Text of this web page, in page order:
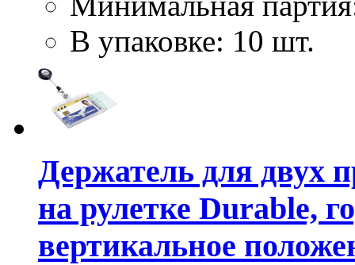
В упаковке: 10 шт.
Держатель для двух
на рулетке Durable,
вертикальное